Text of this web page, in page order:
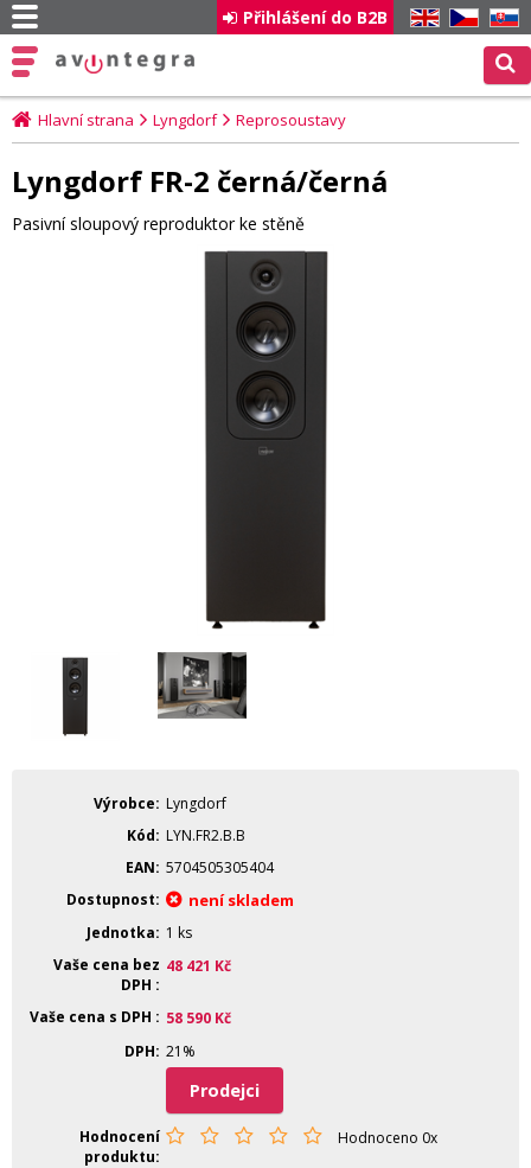
EN CZ SK
Přihlášení do B2B
Hlavní strana Lyngdorf Reprosoustavy
Lyngdorf FR-2 černá/černá
Pasivní sloupový reproduktor ke stěně
Výrobce
Lyngdorf
Kód
LYN.FR2.B.B
EAN 5704505305404
Dostupnost
není skladem
Jednotka
1 ks
Vaše cena bez
DPH
48 421 Kč
Vaše cena s DPH 58 590 Kč
DPH 21%
Prodejci
Hodnocení
produktu
Hodnoceno 0x